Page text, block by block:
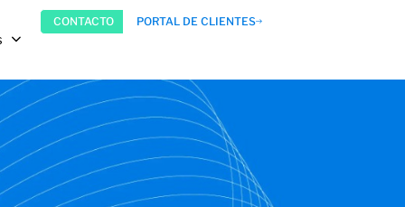
CONTACTO PORTAL DE CLIENTES